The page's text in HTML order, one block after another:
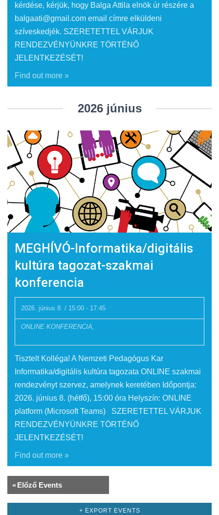
kérdése, kérjük, hogy Balga Attila elnök úr részére a
balgaati@gmail.com email címre elküldeni
szíveskedjék. SZERETETTEL VÁRJUK
RENDEZVÉNYÜNKRE TÖRTÉNŐ
JELENTKEZÉSÉT!
Find out more »
2026 június
MEGHÍVÓ-Informatika/digitális
kultúra tagozat-szakmai
konferencia
2026. június 8. / 15:00 - 17:45
ONLINE KONFERENCIA,
Tisztelt Kolléga! A Nemzeti Pedagógus Kar
Informatika/digitális kultúra tagozata ONLINE szakmai
rendezvényt szervez, amelynek keretében Időpontja:
2026. június 8. (hétfő), 15:00 óra Helyszín: ONLINE
platform (Microsoft Teams) SZERETETTEL VÁRJUK
RENDEZVÉNYÜNKRE TÖRTÉNŐ
JELENTKEZÉSÉT!
Find out more »
Events
List
«Előző Events
+ EXPORT EVENTS